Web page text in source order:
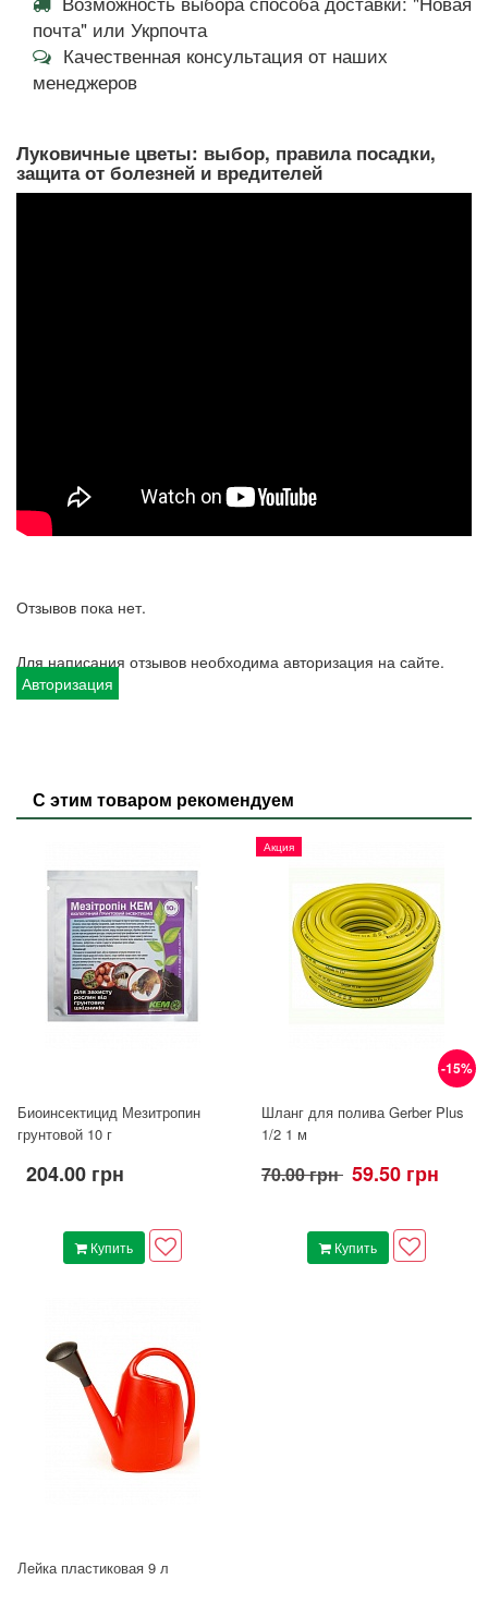
почта" или Укрпочта
Качественная консультация от наших
менеджеров
Луковичные цветы: выбор, правила посадки,
защита от болезней и вредителей
Отзывов пока нет.
Для написания отзывов необходима авторизация на сайте.
Авторизация
С этим товаром рекомендуем
Биоинсектицид Мезитропин
грунтовой 10 г
204.00 грн
Купить
-15%
Акция
Шланг для полива Gerber Plus
1/2 1 м
70.00 грн 59.50 грн
Купить
Лейка пластиковая 9 л